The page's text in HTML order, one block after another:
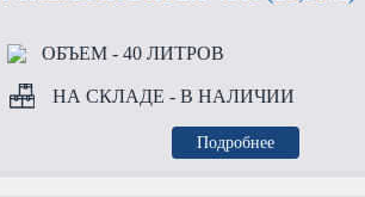
ОБЪЕМ- 40 ЛИТРОВ
НА СКЛАДЕ - В НАЛИЧИИ
Подробнее